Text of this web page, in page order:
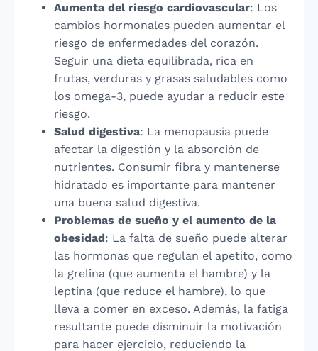
Aumenta del riesgo cardiovascular: Los
cambios hormonales pueden aumentar el
riesgo de enfermedades del corazón.
Seguir una dieta equilibrada, rica en
frutas, verduras y grasas saludables como
los omega-3, puede ayudar a reducir este
riesgo.
Salud digestiva: La menopausia puede
afectar la digestión y la absorción de
nutrientes. Consumir fibra y mantenerse
hidratado es importante para mantener
una buena salud digestiva.
Problemas de sueño y el aumento de la
obesidad: La falta de sueño puede alterar
las hormonas que regulan el apetito, como
la grelina (que aumenta el hambre) y la
leptina (que reduce el hambre), lo que
lleva a comer en exceso. Además, la fatiga
resultante puede disminuir la motivación
para hacer ejercicio, reduciendo la